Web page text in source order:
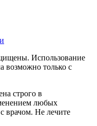
Использование
возможно только с
строго в
любых
врачом. Не лечите